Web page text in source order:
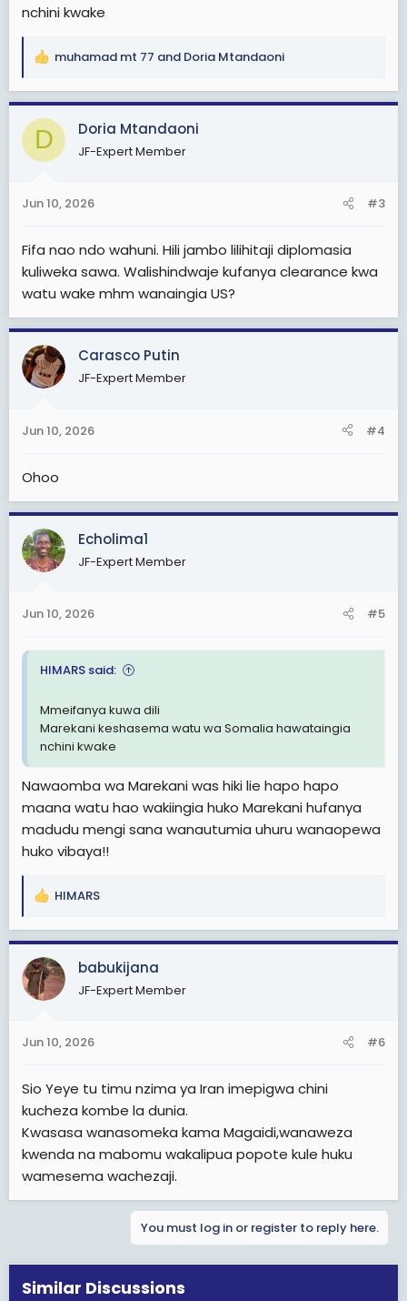
nchini kwake
R
a
c
i
s
muhamad mt 77 and Doria Mtandaoni
D Doria Mtandaoni
JF-Expert Member
Jun 10, 2026 #3
Fifa nao ndo wahuni. Hili jambo lilihitaji diplomasia
kuliweka sawa. Walishindwaje kufanya clearance kwa
watu wake mhm wanaingia US?
Carasco Putin
JF-Expert Member
Jun 10, 2026 #4
Ohoo
Echolima1
JF-Expert Member
Jun 10, 2026 #5
HIMARS said:
Mmeifanya kuwa dili
Marekani keshasema watu wa Somalia hawataingia
nchini kwake
Nawaomba wa Marekani was hiki lie hapo hapo
maana watu hao wakiingia huko Marekani hufanya
madudu mengi sana wanautumia uhuru wanaopewa
huko vibaya!!
R
a
c
t
i
s
HIMARS
babukijana
JF-Expert Member
Jun 10, 2026 #6
Sio Yeye tu timu nzima ya Iran imepigwa chini
kucheza kombe la dunia.
Kwasasa wanasomeka kama Magaidi,wanaweza
kwenda na mabomu wakalipua popote kule huku
wamesema wachezaji.
You must log in or register to reply here.
Similar Discussions